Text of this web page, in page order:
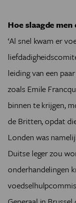
Hoe slaagde
‘Al snel kwam er
leiding van een
zoals Emile
binnen te krijgen,
de Britten, opdat
Londen was
Duitse leger zou
onderhandelingen